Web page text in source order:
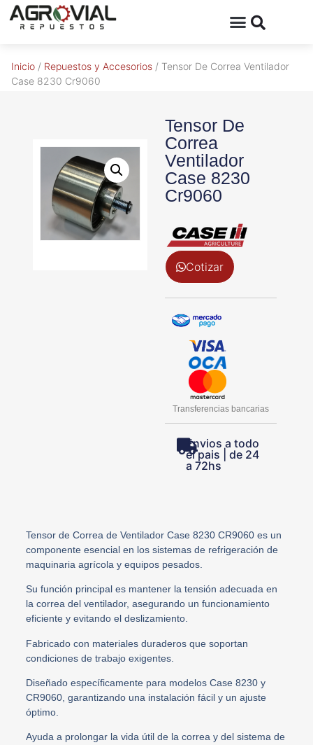
Inicio / Repuestos y Accesorios / Tensor De Correa Ventilador
Case 8230 Cr9060
Tensor De
Correa
Ventilador
Case 8230
Cr9060
Cotizar
Transferencias bancarias
Envios a todo
el pais | de 24
a 72hs
Tensor de Correa de Ventilador Case 8230 CR9060 es un
componente esencial en los sistemas de refrigeración de
maquinaria agrícola y equipos pesados.
Su función principal es mantener la tensión adecuada en
la correa del ventilador, asegurando un funcionamiento
eficiente y evitando el deslizamiento.
Fabricado con materiales duraderos que soportan
condiciones de trabajo exigentes.
Diseñado específicamente para modelos Case 8230 y
CR9060, garantizando una instalación fácil y un ajuste
óptimo.
Ayuda a prolongar la vida útil de la correa y del sistema de